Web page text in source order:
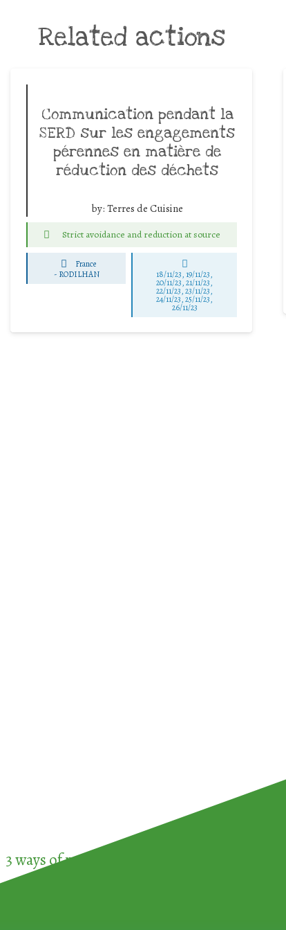
Related actions
Communication pendant la
SERD sur les engagements
pérennes en matière de
réduction des déchets
by: Terres de Cuisine
Strict avoidance and reduction at source
France
- RODILHAN 18/11/23, 19/11/23,
20/11/23, 21/11/23,
22/11/23, 23/11/23,
24/11/23, 25/11/23,
26/11/23
3 ways of participating in the